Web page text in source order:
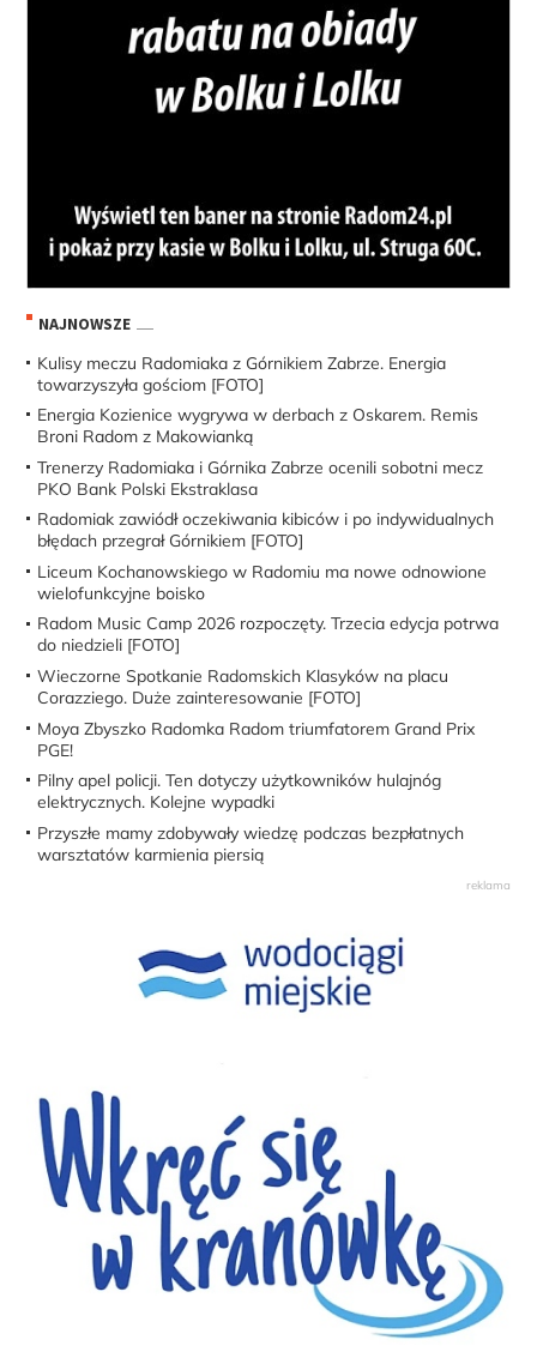
NAJNOWSZE
Kulisy meczu Radomiaka z Górnikiem Zabrze. Energia
towarzyszyła gościom [FOTO]
Energia Kozienice wygrywa w derbach z Oskarem. Remis
Broni Radom z Makowianką
Trenerzy Radomiaka i Górnika Zabrze ocenili sobotni mecz
PKO Bank Polski Ekstraklasa
Radomiak zawiódł oczekiwania kibiców i po indywidualnych
błędach przegrał Górnikiem [FOTO]
Liceum Kochanowskiego w Radomiu ma nowe odnowione
wielofunkcyjne boisko
Radom Music Camp 2026 rozpoczęty. Trzecia edycja potrwa
do niedzieli [FOTO]
Wieczorne Spotkanie Radomskich Klasyków na placu
Corazziego. Duże zainteresowanie [FOTO]
Moya Zbyszko Radomka Radom triumfatorem Grand Prix
PGE!
Pilny apel policji. Ten dotyczy użytkowników hulajnóg
elektrycznych. Kolejne wypadki
Przyszłe mamy zdobywały wiedzę podczas bezpłatnych
warsztatów karmienia piersią